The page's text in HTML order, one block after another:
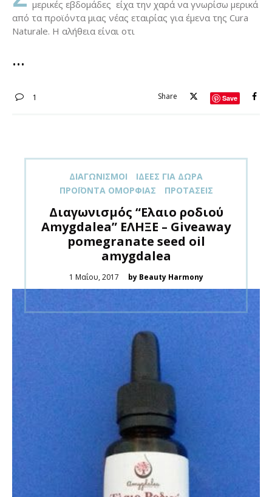
μερικές εβδομάδες είχα την χαρά να γνωρίσω μερικά
από τα προϊόντα μιας νέας εταιρίας για έμενα της Cura
Naturale. H αλήθεια είναι οτι
1 Share Save
ΔΙΑΓΩΝΙΣΜΟΊ
ΙΔΈΕΣ ΓΙΑ ΔΏΡΑ
ΠΡΟΪΌΝΤΑ ΟΜΟΡΦΙΆΣ
ΠΡΟΤΆΣΕΙΣ
Διαγωνισμός “Ελαιο ροδιού
Amygdalea” ΕΛΗΞΕ – Giveaway
pomegranate seed oil
amygdalea
Posted
1 Μαΐου, 2017 by Beauty Harmony